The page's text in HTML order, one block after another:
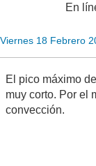
En
Viernes 18 Febrero
El pico máximo de
muy corto. Por el
convección.